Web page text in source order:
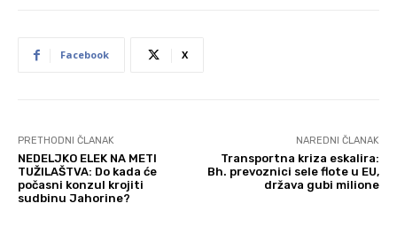
Facebook X
PRETHODNI ČLANAK
NEDELJKO ELEK NA METI
TUŽILAŠTVA: Do kada će
počasni konzul krojiti
sudbinu Jahorine?
NAREDNI ČLANAK
Transportna kriza eskalira:
Bh. prevoznici sele flote u EU,
država gubi milione